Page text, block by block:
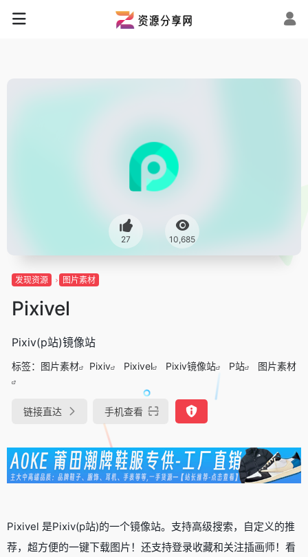
27 10,685
发现资源 图片素材
Pixivel
Pixiv(p站)镜像站
标签： 图片素材 Pixiv Pixivel Pixiv镜像站 P站 图片素材
链接直达 手机查看
Pixivel 是Pixiv(p站)的一个镜像站。支持高级搜索，自定义的推
荐，超方便的一键下载图片！还支持登录收藏和关注插画师！看